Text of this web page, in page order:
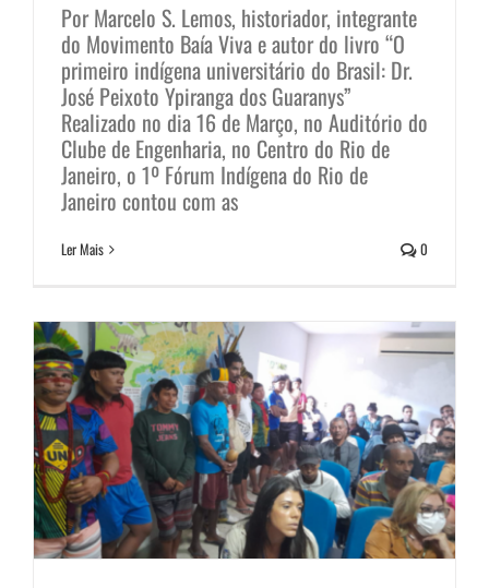
Por Marcelo S. Lemos, historiador, integrante
do Movimento Baía Viva e autor do livro “O
primeiro indígena universitário do Brasil: Dr.
José Peixoto Ypiranga dos Guaranys”
Realizado no dia 16 de Março, no Auditório do
Clube de Engenharia, no Centro do Rio de
Janeiro, o 1º Fórum Indígena do Rio de
Janeiro contou com as
Ler Mais 0
Conselho Indígena do Rio de
Janeiro reuniu-se com os
Notícias